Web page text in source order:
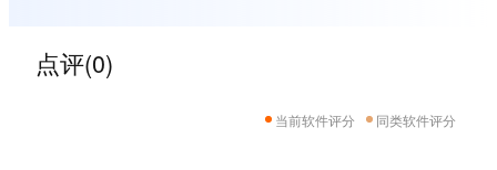
点评(0)
当前软件评分 同类软件评分